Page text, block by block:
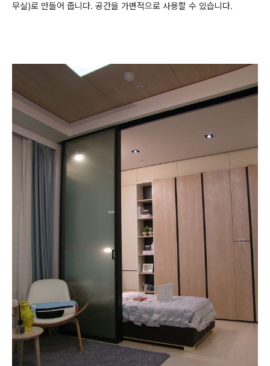
무실)로 만들어 줍니다. 공간을 가변적으로 사용할 수 있습니다.